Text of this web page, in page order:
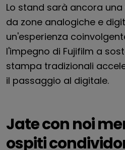
Lo stand sarà ancora
da zone analogiche e
un'esperienza
l'impegno di Fujifilm a
stampa tradizionali
il passaggio al digitale.
Jate con noi
ospiti